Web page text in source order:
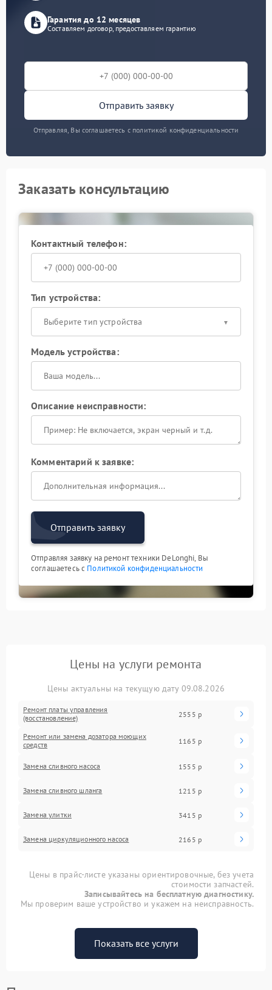
Гарантия до 12 месяцев
Составляем договор, предоставляем гарантию
Отправить заявку
Отправляя, Вы соглашаетесь с политикой конфиденциальности
Заказать консультацию
Контактный телефон:
Тип устройства:
Выберите тип устройства
Модель устройства:
Описание неисправности:
Комментарий к заявке:
Отправить заявку
Отправляя заявку на ремонт техники DeLonghi, Вы
соглашаетесь с Политикой конфиденциальности
Цены на услуги ремонта
Цены актуальны на текущую дату 09.08.2026
Ремонт платы управления
(восстановление)
2555 р
Ремонт или замена дозатора моющих
средств
1165 р
Замена сливного насоса 1555 р
Замена сливного шланга 1215 р
Замена улитки 3415 р
Замена циркуляционного насоса 2165 р
Цены в прайс-листе указаны ориентировочные, без учета
стоимости запчастей.
Записывайтесь на бесплатную диагностику.
Мы проверим ваше устройство и укажем на неисправность.
Показать все услуги